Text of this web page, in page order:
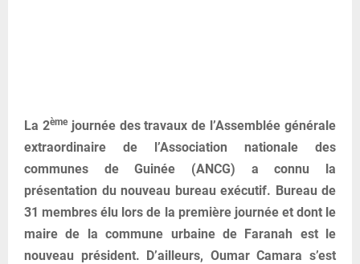
La 2èmejournée des travaux de l’Assemblée générale
extraordinaire de l’Association nationale des
communes de Guinée (ANCG) a connu la
présentation du nouveau bureau exécutif. Bureau de
31 membres élu lors de la première journée et dont le
maire de la commune urbaine de Faranah est le
nouveau président. D’ailleurs, Oumar Camara s’est